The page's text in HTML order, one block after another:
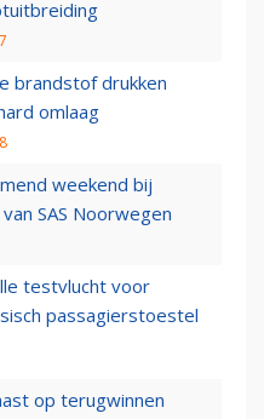
brandstof drukken
omlaag
weekend bij
SAS Noorwegen
testvlucht voor
passagierstoestel
op terugwinnen